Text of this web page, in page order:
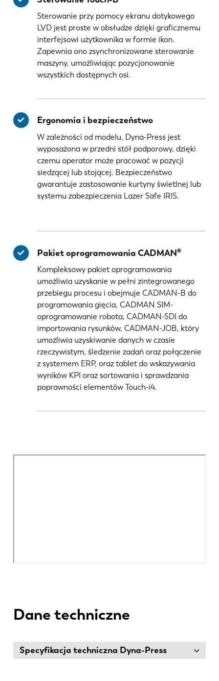
Sterowanie przy pomocy ekranu dotykowego
LVD jest proste w obsłudze dzięki graficznemu
interfejsowi użytkownika w formie ikon.
Zapewnia ono zsynchronizowane sterowanie
maszyny, umożliwiając pozycjonowanie
wszystkich dostępnych osi.
Ergonomia i bezpieczeństwo
W zależności od modelu, Dyna-Press jest
wyposażona w przedni stół podporowy, dzięki
czemu operator może pracować w pozycji
siedzącej lub stojącej. Bezpieczeństwo
gwarantuje zastosowanie kurtyny świetlnej lub
systemu zabezpieczenia Lazer Safe IRIS.
Pakiet oprogramowania CADMAN®
Kompleksowy pakiet oprogramowania
umożliwia uzyskanie w pełni zintegrowanego
przebiegu procesu i obejmuje CADMAN-B do
programowania gięcia, CADMAN SIM-
oprogramowanie robota, CADMAN-SDI do
importowania rysunków, CADMAN-JOB, który
umożliwia uzyskiwanie danych w czasie
rzeczywistym, śledzenie zadań oraz połączenie
z systemem ERP, oraz tablet do wskazywania
wyników KPI oraz sortowania i sprawdzania
poprawności elementów Touch-i4.
Dane techniczne
Specyfikacja techniczna Dyna-Press